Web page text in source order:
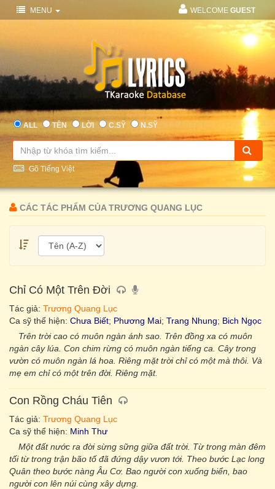
MENU WELCOME GUEST
ALL TÊN LỜI C.SỸ N.SỸ
Gõ Tiếng Việt
CÁC TÁC PHẨM CỦA TRƯƠNG QUANG LỤC
Chỉ Có Một Trên Đời
Tác giả: Trương Quang Lục
Ca sỹ thể hiện: Chưa Biết; Phương Mai; Trang Nhung; Bich Ngọc
Trên trời cao có muôn ngàn ánh sao. Trên đồng xa có muôn
ngàn cây lúa. Con chim rừng có muôn ngàn tiếng ca. Cây trong
vườn có muôn ngàn lá hoa. Riêng mặt trời chỉ có một mà thôi. Và
mẹ em chỉ có một trên đời. Riêng mặt.
Con Rồng Cháu Tiên
Tác giả: Trương Quang Lục
Ca sỹ thể hiện: Minh Thư
Một đất nước ra đời sừng sững giữa đất trời. Từ trong màn đêm
tối từ trong trận bão tố đã đứng dậy vươn tới. Theo bước Lạc long
Quân theo bước nàng Âu Cơ. Bao người con xuống biển, bao
người con lên núi cùng xây dựng.